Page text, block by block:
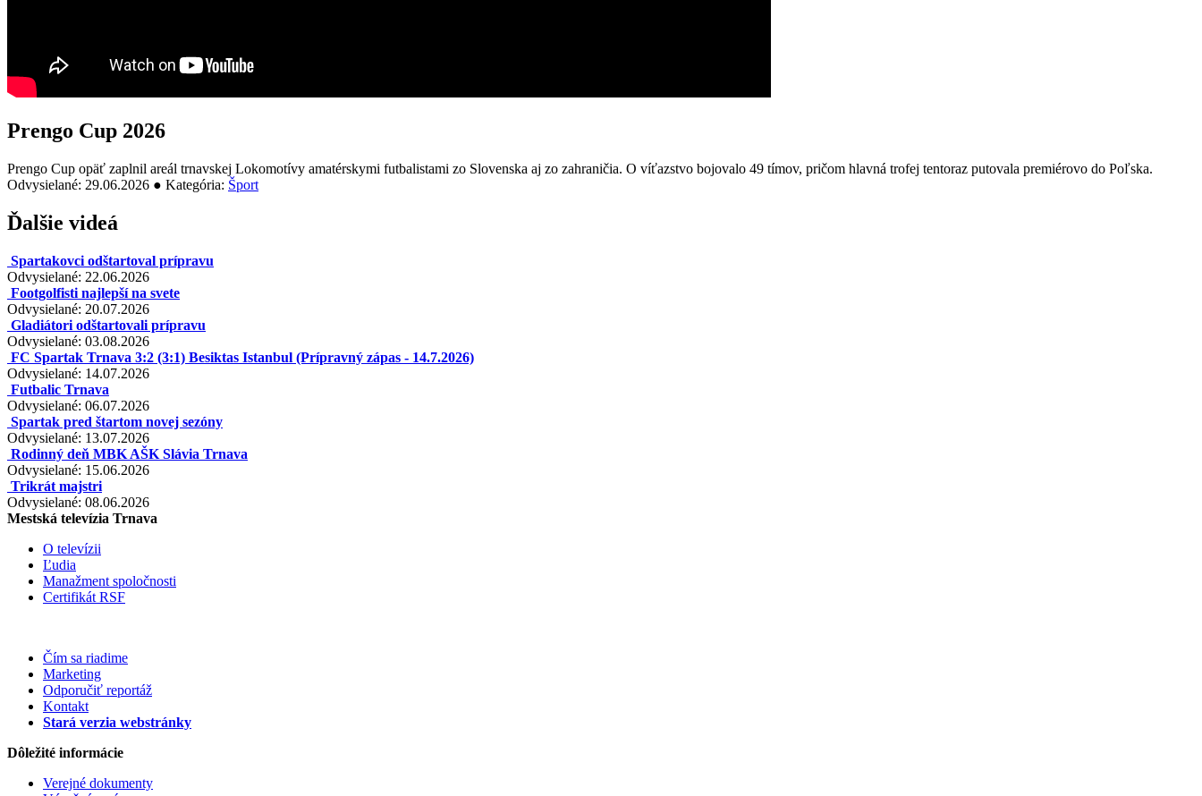
Prengo Cup 2026
Prengo Cup opäť zaplnil areál trnavskej Lokomotívy amatérskymi futbalistami zo Slovenska aj zo zahraničia. O víťazstvo bojovalo 49 tímov, pričom hlavná trofej tentoraz putovala premiérovo do Poľska.
Odvysielané: 29.06.2026 ● Kategória: Šport
Ďalšie videá
Spartakovci odštartoval prípravu
Odvysielané: 22.06.2026
Footgolfisti najlepší na svete
Odvysielané: 20.07.2026
Gladiátori odštartovali prípravu
Odvysielané: 03.08.2026
FC Spartak Trnava 3:2 (3:1) Besiktas Istanbul (Prípravný zápas - 14.7.2026)
Odvysielané: 14.07.2026
Futbalic Trnava
Odvysielané: 06.07.2026
Spartak pred štartom novej sezóny
Odvysielané: 13.07.2026
Rodinný deň MBK AŠK Slávia Trnava
Odvysielané: 15.06.2026
Trikrát majstri
Odvysielané: 08.06.2026
Mestská televízia Trnava
O televízii
Ľudia
Manažment spoločnosti
Certifikát RSF
Čím sa riadime
Marketing
Odporučiť reportáž
Kontakt
Stará verzia webstránky
Dôležité informácie
Verejné dokumenty